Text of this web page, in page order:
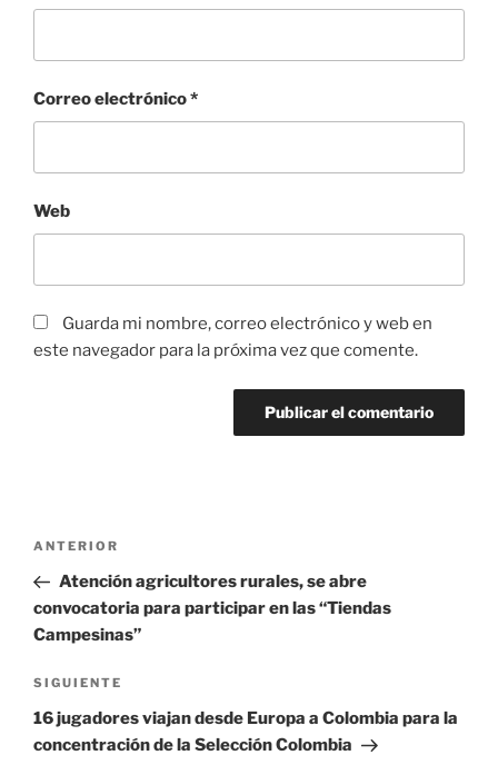
Correo electrónico*
Web
Guarda mi nombre, correo electrónico y web en
este navegador para la próxima vez que comente.
Navegación
entradas
Entrada
anterior:
ANTERIOR
Atención agricultores rurales, se abre
convocatoria para participar en las “Tiendas
Campesinas”
Siguiente
entrada
SIGUIENTE
16 jugadores viajan desde Europa a Colombia para la
concentración de la Selección Colombia